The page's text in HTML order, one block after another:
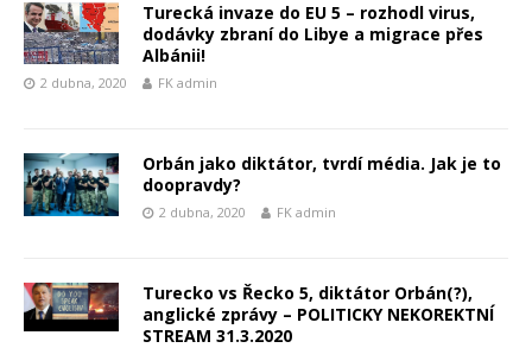
Turecká invaze do EU 5 – rozhodl virus,
dodávky zbraní do Libye a migrace přes
Albánii!
2 dubna, 2020 FK admin
Orbán jako diktátor, tvrdí média. Jak je to
doopravdy?
2 dubna, 2020 FK admin
Turecko vs Řecko 5, diktátor Orbán(?),
anglické zprávy – POLITICKY NEKOREKTNÍ
STREAM 31.3.2020